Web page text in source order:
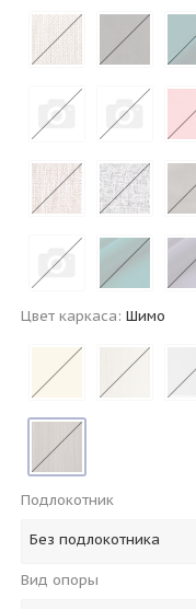
Цвет каркаса: Шимо
Подлокотник
Без подлокотника
Вид опоры